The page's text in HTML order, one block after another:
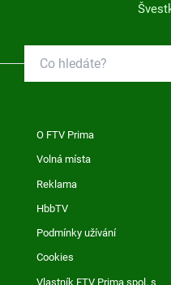
O FTV Prima
Volná místa
Reklama
HbbTV
Podmínky užívání
Cookies
Vlastník FTV Prima spol. s